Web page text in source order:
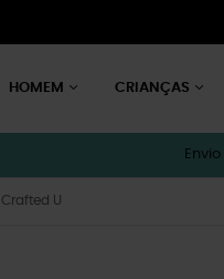
HOMEM CRIANÇAS
Envio
U